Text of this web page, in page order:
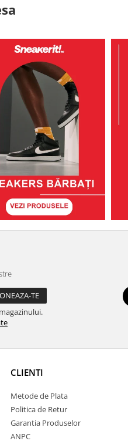
CLIENTI
Metode de Plata
Politica de Retur
Garantia Produselor
ANPC